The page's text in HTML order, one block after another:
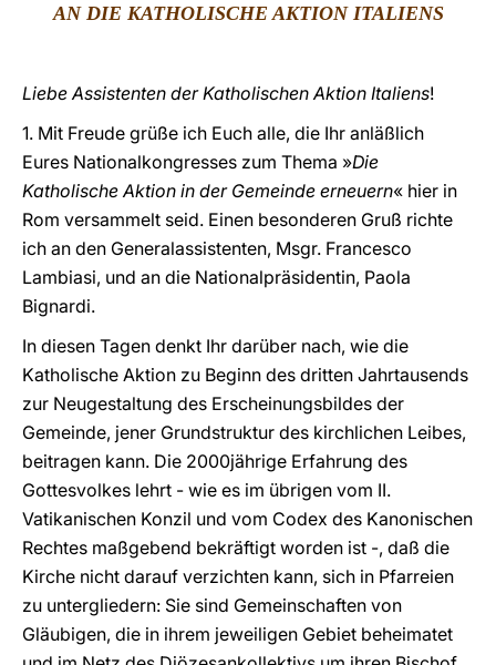
中文
AN DIE KATHOLISCHE AKTION ITALIENS
Liebe Assistenten der Katholischen Aktion Italiens!
1. Mit Freude grüße ich Euch alle, die Ihr anläßlich
Eures Nationalkongresses zum Thema »Die
Katholische Aktion in der Gemeinde erneuern« hier in
Rom versammelt seid. Einen besonderen Gruß richte
ich an den Generalassistenten, Msgr. Francesco
Lambiasi, und an die Nationalpräsidentin, Paola
Bignardi.
In diesen Tagen denkt Ihr darüber nach, wie die
Katholische Aktion zu Beginn des dritten Jahrtausends
zur Neugestaltung des Erscheinungsbildes der
Gemeinde, jener Grundstruktur des kirchlichen Leibes,
beitragen kann. Die 2000jährige Erfahrung des
Gottesvolkes lehrt - wie es im übrigen vom II.
Vatikanischen Konzil und vom Codex des Kanonischen
Rechtes maßgebend bekräftigt worden ist -, daß die
Kirche nicht darauf verzichten kann, sich in Pfarreien
zu untergliedern: Sie sind Gemeinschaften von
Gläubigen, die in ihrem jeweiligen Gebiet beheimatet